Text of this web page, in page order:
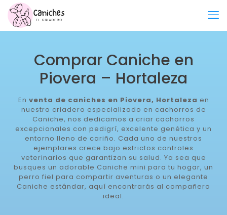
Comprar Caniche en
Piovera – Hortaleza
En venta de caniches en Piovera, Hortaleza en
nuestro criadero especializado en cachorros de
Caniche, nos dedicamos a criar cachorros
excepcionales con pedigrí, excelente genética y un
entorno lleno de cariño. Cada uno de nuestros
ejemplares crece bajo estrictos controles
veterinarios que garantizan su salud. Ya sea que
busques un adorable Caniche mini para tu hogar, un
perro fiel para compartir aventuras o un elegante
Caniche estándar, aquí encontrarás al compañero
ideal.